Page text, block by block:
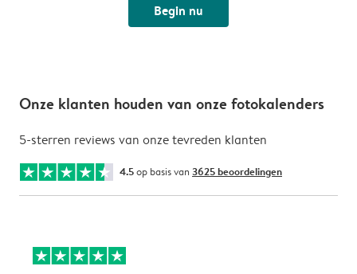
Begin nu
Onze klanten houden van onze fotokalenders
5-sterren reviews van onze tevreden klanten
4.5op basis van 3625 beoordelingen